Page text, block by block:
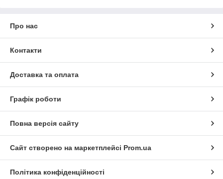
Про нас
Контакти
Доставка та оплата
Графік роботи
Повна версія сайту
Сайт створено на маркетплейсі Prom.ua
Політика конфіденційності